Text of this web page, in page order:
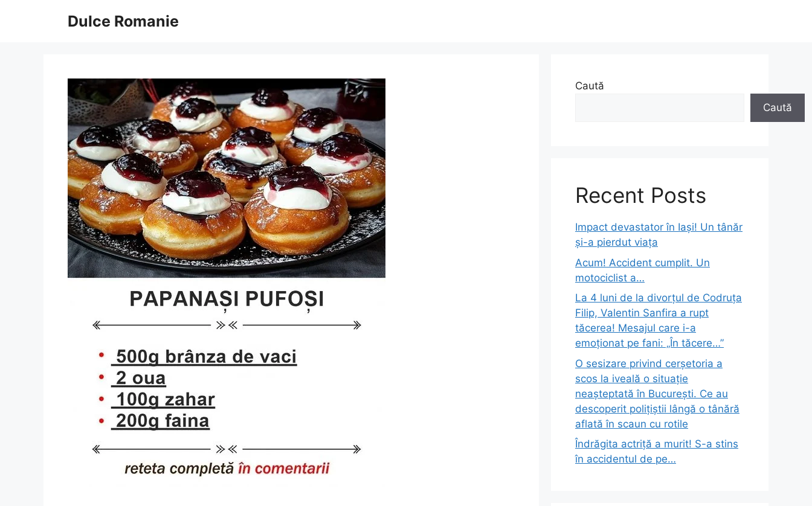
Dulce Romanie
Caută
Caută
Recent Posts
Impact devastator în Iași! Un tânăr
și-a pierdut viața
Acum! Accident cumplit. Un
motociclist a…
La 4 luni de la divorțul de Codruța
Filip, Valentin Sanfira a rupt
tăcerea! Mesajul care i-a
emoționat pe fani: „În tăcere…”
O sesizare privind cerșetoria a
scos la iveală o situație
neașteptată în București. Ce au
descoperit polițiștii lângă o tânără
aflată în scaun cu rotile
Îndrăgita actriță a murit! S-a stins
în accidentul de pe…